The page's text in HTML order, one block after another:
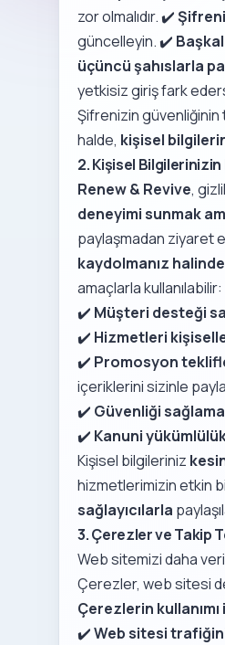
zor olmalıdır. ✔️
güncelleyin. ✔️
üçüncü şahıslarla
yetkisiz giriş fark
Şifrenizin
halde, kişisel
2. Kişisel Bilgilerinizin
Renew & Revive,
deneyimi sunmak
paylaşmadan ziyaret
kaydolmanız
amaçlarla kullanılabilir:
✔️ Müşteri desteği
✔️ Hizmetleri
✔️ Promosyon
içeriklerini sizinle
✔️ Güvenliği
✔️ Kanuni
Kişisel bilgileriniz
hizmetlerimizin etkin
sağlayıcılarla
3. Çerezler ve Takip
Web sitemizi daha
Çerezler, web sitesi
Çerezlerin
✔️Web sitesi